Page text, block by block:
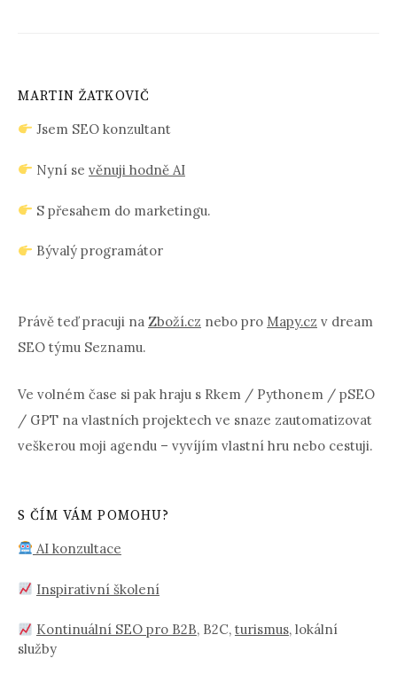
MARTIN ŽATKOVIČ
Jsem SEO konzultant
Nyní se věnuji hodně AI
S přesahem do marketingu.
Bývalý programátor
Právě teď pracuji na Zboží.cz nebo pro Mapy.cz v dream
SEO týmu Seznamu.
Ve volném čase si pak hraju s Rkem / Pythonem / pSEO
/ GPT na vlastních projektech ve snaze zautomatizovat
veškerou moji agendu – vyvíjím vlastní hru nebo cestuji.
S ČÍM VÁM POMOHU?
AI konzultace
Inspirativní školení
Kontinuální SEO pro B2B, B2C, turismus, lokální
služby